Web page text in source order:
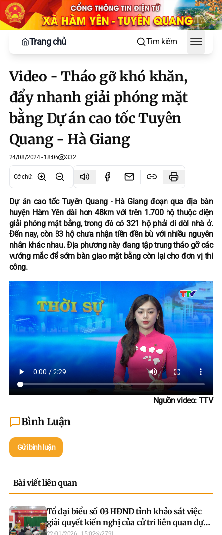
Trang chủ Tìm kiếm
Toggle
Video - Tháo gỡ khó khăn,
đẩy nhanh giải phóng mặt
bằng Dự án cao tốc Tuyên
Quang - Hà Giang
24/08/2024 - 18:06 332
Cỡ chữ:
Dự án cao tốc Tuyên Quang - Hà Giang đoạn qua địa bàn
huyện Hàm Yên dài hơn 48km với trên 1.700 hộ thuộc diện
giải phóng mặt bằng, trong đó có 321 hộ phải di dời nhà ở.
Đến nay, còn 83 hộ chưa nhận tiền đền bù với nhiều nguyên
nhân khác nhau. Địa phương này đang tập trung tháo gỡ các
vướng mắc để sớm bàn giao mặt bằng còn lại cho đơn vị thi
công.
Nguồn video: TTV
Bình Luận
Gửi bình luận
Bài viết liên quan
Tổ đại biểu số 03 HĐND tỉnh khảo sát việc
giải quyết kiến nghị của cử tri liên quan dự
án cao tốc Tuyên Quang – Hà Giang
22/01/2026 - 15:02 2791